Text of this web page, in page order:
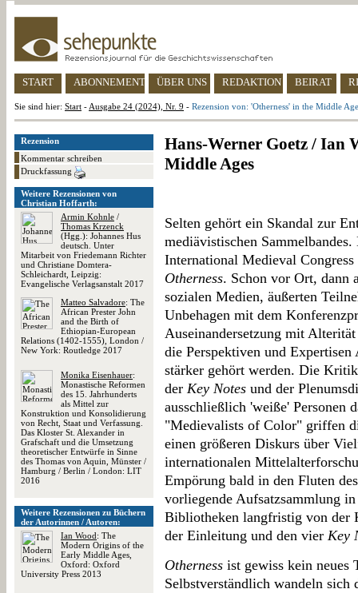
START ABONNEMENT ÜBER UNS REDAKTION BEIRAT
Sie sind hier: Start - Ausgabe 24 (2024), Nr. 9 - Rezension von: 'Otherness' in the Middle
Rezension
Kommentar schreiben
Druckfassung
Weitere Rezensionen von
Christian Hoffarth:
Armin Kohnle /
Thomas Krzenck
(Hgg.): Johannes Hus
deutsch. Unter
Mitarbeit von Friedemann Richter
und Christiane Domtera-
Schleichardt, Leipzig:
Evangelische Verlagsanstalt 2017
Matteo Salvadore: The
African Prester John
and the Birth of
Ethiopian-European
Relations (1402-1555), London /
New York: Routledge 2017
Monika Eisenhauer:
Monastische Reformen
des 15. Jahrhunderts
als Mittel zur
Konstruktion und Konsolidierung
von Recht, Staat und Verfassung.
Das Kloster St. Alexander in
Grafschaft und die Umsetzung
theoretischer Entwürfe in Sinne
des Thomas von Aquin, Münster /
Hamburg / Berlin / London: LIT
2016
Weitere Rezensionen zu Büchern
der Autorinnen / Autoren:
Ian Wood: The
Modern Origins of the
Early Middle Ages,
Oxford: Oxford
University Press 2013
Hans-Werner Goetz / Ian
Middle Ages
Selten gehört ein Skandal zur
mediävistischen
International Medieval
Otherness. Schon vor Ort, dann
sozialen Medien, äußerten
Unbehagen mit dem
Auseinandersetzung mit
die Perspektiven und
stärker gehört werden. Die
der Key Notes und der
ausschließlich 'weiße' Personen
"Medievalists of Color" griffen
einen größeren Diskurs über
internationalen
Empörung bald in den Fluten
vorliegende Aufsatzsammlung
Bibliotheken langfristig von der
der Einleitung und den vier Key
Otherness ist gewiss kein neues
Selbstverständlich wandeln